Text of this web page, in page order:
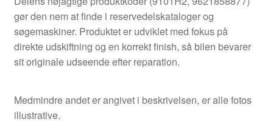
gør den nem at finde i reservedelskataloger og
søgemaskiner. Produktet er udviklet med fokus på
direkte udskiftning og en korrekt finish, så bilen bevarer
sit originale udseende efter reparation.
Medmindre andet er angivet i beskrivelsen, er alle fotos
illustrative.